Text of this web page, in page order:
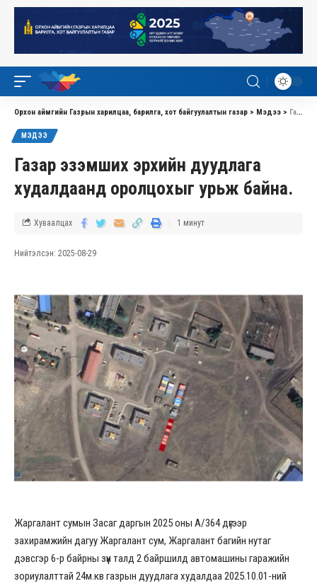
Орхон аймгийн Газрын харилцаа, барилга, хот байгуулалтын газар > Мэдээ > Газар эзэмших эрхийн дуудлага худалдаанд оролцохыг урьж байна.
МЭДЭЭ
Газар эзэмших эрхийн дуудлага
худалдаанд оролцохыг урьж байна.
Нийтэлсэн: 2025-08-29
Хуваалцах 1 минут
Жаргалант сумын Засаг даргын 2025 оны А/364 дүгээр
захирамжийн дагуу Жаргалант сум, Жаргалант багийн нутаг
дэвсгэр 6-р байрны зүүн талд 2 байршилд автомашины гаражийн
зориулалттай 24м.кв газрын дуудлага худалдаа 2025.10.01-ний